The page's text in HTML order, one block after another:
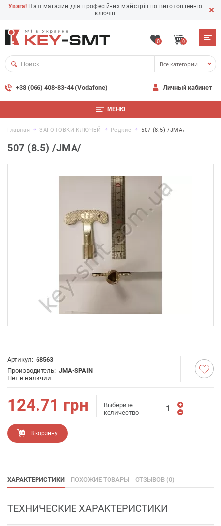
Увага! Наш магазин для професійних майстрів по виготовленню
ключів
0 0
Все категории
+38 (066) 408-83-44 (Vodafone) Личный кабинет
МЕНЮ
Главная ЗАГОТОВКИ КЛЮЧЕЙ Редкие 507 (8.5) /JMA/
507 (8.5) /JMA/
Артикул: 68563
Производитель: JMA-SPAIN
Нет в наличии
124.71 грн
Выберите
количество
В корзину
ХАРАКТЕРИСТИКИ ПОХОЖИЕ ТОВАРЫ ОТЗЫВОВ (0)
ТЕХНИЧЕСКИЕ ХАРАКТЕРИСТИКИ